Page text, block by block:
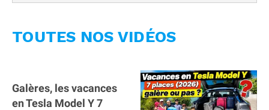
TOUTES NOS VIDÉOS
Galères, les vacances
en Tesla Model Y 7